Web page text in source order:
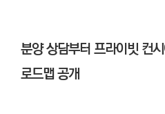
분양 상담부터 프라이빗 컨
로드맵 공개